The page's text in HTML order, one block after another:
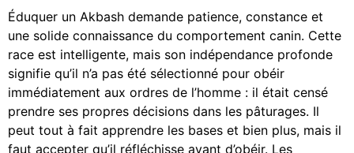
Éduquer un Akbash demande patience, constance et
une solide connaissance du comportement canin. Cette
race est intelligente, mais son indépendance profonde
signifie qu’il n’a pas été sélectionné pour obéir
immédiatement aux ordres de l’homme : il était censé
prendre ses propres décisions dans les pâturages. Il
peut tout à fait apprendre les bases et bien plus, mais il
faut accepter qu’il réfléchisse avant d’obéir. Les